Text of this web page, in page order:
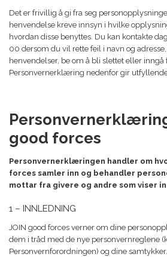
Det er frivillig å gi fra seg
henvendelse kreve innsyn i hvilke
hvordan disse benyttes. Du kan kontakte
00 dersom du vil rette feil i navn og
henvendelser, be om å bli slettet eller inngå
Personvernerklæring nedenfor gir
good forces
Personvernerklæringen handler om
forces samler inn og behandler
mottar fra givere og andre som viser
1 – INNLEDNING
JOIN good forces verner om dine
dem i tråd med de nye personvernreglene
Personvernforordningen) og dine